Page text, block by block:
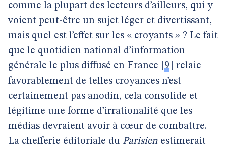
comme la plupart des lecteurs d’ailleurs, qui y
voient peut-être un sujet léger et divertissant,
mais quel est l’effet sur les « croyants » ? Le fait
que le quotidien national d’information
générale le plus diffusé en France
9
relaie
favorablement de telles croyances n’est
certainement pas anodin, cela consolide et
légitime une forme d’irrationalité que les
médias devraient avoir à cœur de combattre.
La chefferie éditoriale du Parisien estimerait-